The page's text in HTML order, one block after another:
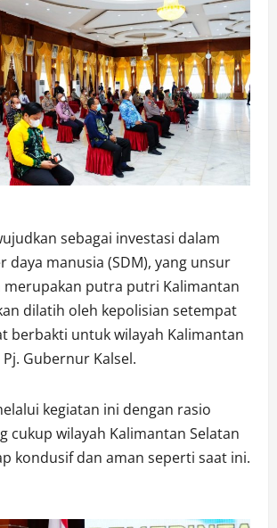
sebagai investasi dalam
daya manusia (SDM), yang unsur
putra putri Kalimantan
dilatih oleh kepolisian setempat
berbakti untuk wilayah Kalimantan
Gubernur Kalsel.
kegiatan ini dengan rasio
cukup wilayah Kalimantan Selatan
kondusif dan aman seperti saat ini.